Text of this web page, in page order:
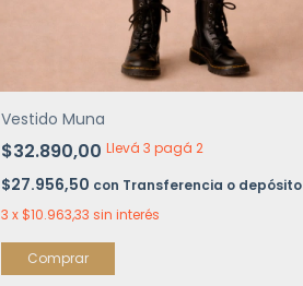
Vestido Muna
$32.890,00 Llevá 3 pagá 2
$27.956,50 con Transferencia o depósito
3 x $10.963,33 sin interés
Comprar